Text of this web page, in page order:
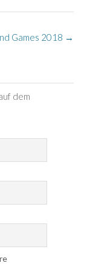
Games 2018 →
dem